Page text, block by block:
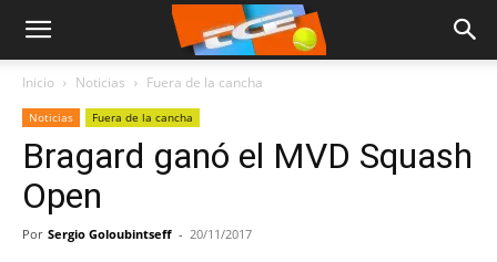
Inicio Noticias Fuera de la cancha
Noticias Fuera de la cancha
Bragard ganó el MVD Squash
Open
Por Sergio Goloubintseff - 20/11/2017